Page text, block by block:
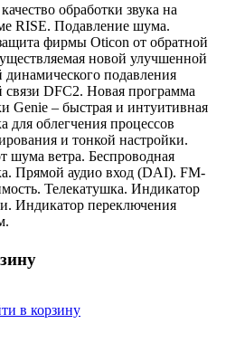
обработки звука на
RISE. Подавление шума.
фирмы Oticon от обратной
новой улучшенной
динамического подавления
связи DFC2. Новая программа
Genie – быстрая и интуитивная
для облегчения процессов
и тонкой настройки.
шума ветра. Беспроводная
Прямой аудио вход (DAI). FM-
Телекатушка. Индикатор
Индикатор переключения
в корзину